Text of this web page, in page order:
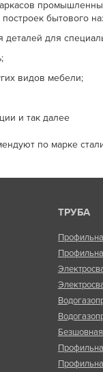
бытового
для
видов мебели;
и так далее
по марке
ТРУБА